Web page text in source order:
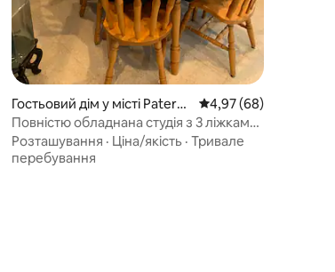
4,83 з 5, відгуки: 6
Гостьовий дім у місті Paterso
n
Середня оцінка: 4,97
4,97 (68)
Повністю обладнана студія з 3 ліжками
біля парку Нью-Йорка
Розташування · Ціна/якість · Тривале
перебування